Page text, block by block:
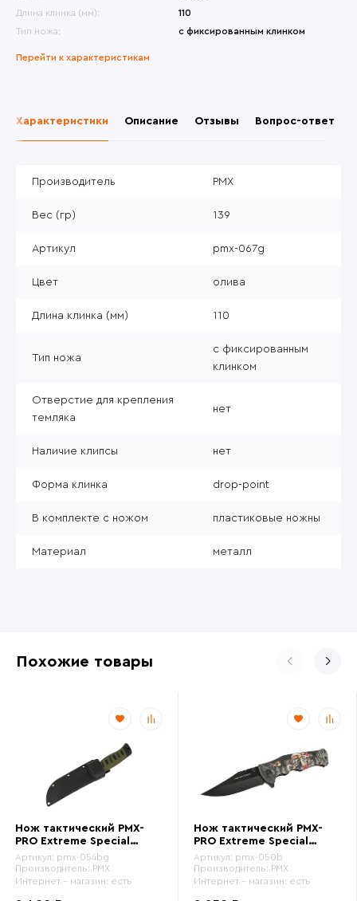
Длина клинка (мм):
110
Тип ножа:
с фиксированным клинком
Перейти к характеристикам
Характеристики Описание Отзывы Вопрос-ответ
Производитель PMX
Вес (гр) 139
Артикул pmx-067g
Цвет олива
Длина клинка (мм) 110
Тип ножа
с фиксированным
клинком
Отверстие для крепления
темляка
нет
Наличие клипсы нет
Форма клинка drop-point
В комплекте с ножом пластиковые ножны
Материал металл
Похожие товары
Нож тактический PMX-
PRO Extreme Special
Series (pmx-054bg)
Артикул: pmx-054bg
Производитель: PMX
Интернет - магазин: есть
Нож тактический PMX-
PRO Extreme Special
Series (pmx-050b)
Артикул: pmx-050b
Производитель: PMX
Интернет - магазин: есть